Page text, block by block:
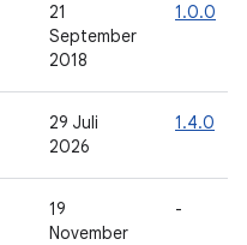
21
September
2018
1.0.0
29 Juli
2026
1.4.0
19
November
-